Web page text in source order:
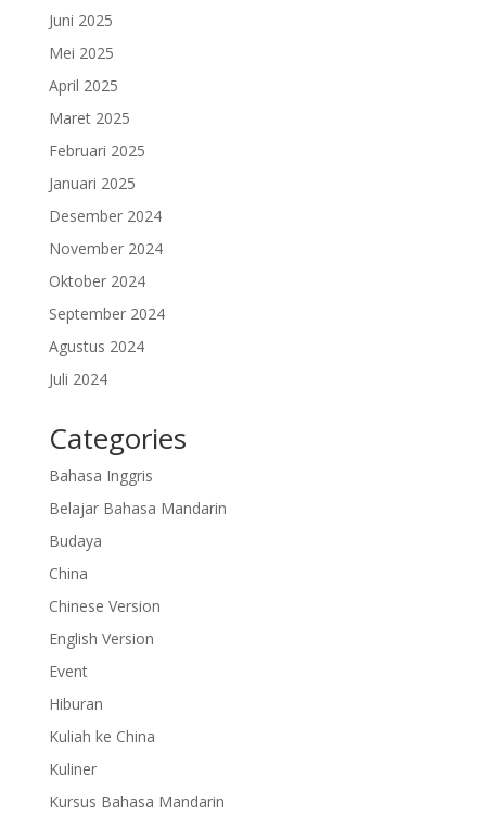
Juni 2025
Mei 2025
April 2025
Maret 2025
Februari 2025
Januari 2025
Desember 2024
November 2024
Oktober 2024
September 2024
Agustus 2024
Juli 2024
Categories
Bahasa Inggris
Belajar Bahasa Mandarin
Budaya
China
Chinese Version
English Version
Event
Hiburan
Kuliah ke China
Kuliner
Kursus Bahasa Mandarin